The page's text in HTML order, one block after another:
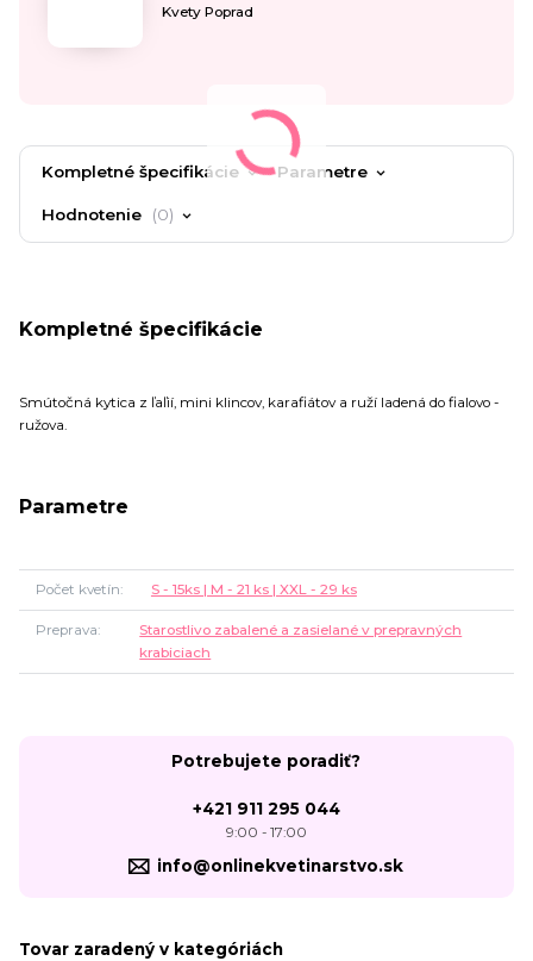
Kvety Poprad
Kompletné špecifikácie Parametre
Hodnotenie 0
Kompletné špecifikácie
Smútočná kytica z ľaľií, mini klincov, karafiátov a ruží ladená do fialovo -
ružova.
Parametre
Počet kvetín S - 15ks | M - 21 ks | XXL - 29 ks
Preprava
Starostlivo zabalené a zasielané v prepravných
krabiciach
Potrebujete poradiť?
+421 911 295 044
9:00 - 17:00
info@onlinekvetinarstvo.sk
Tovar zaradený v kategóriách